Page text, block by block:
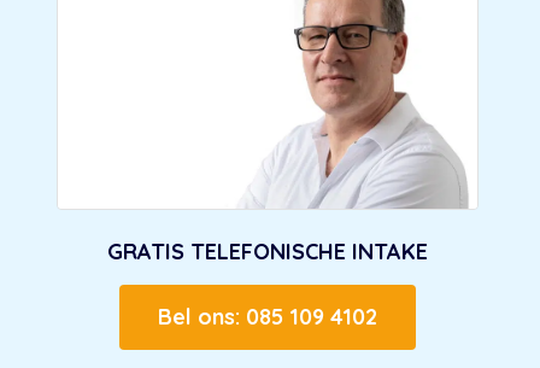
GRATIS TELEFONISCHE INTAKE
Bel ons: 085 109 4102